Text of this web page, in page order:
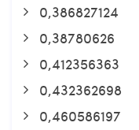
0,386827124
0,38780626
0,412356363
0,432362698
0,460586197